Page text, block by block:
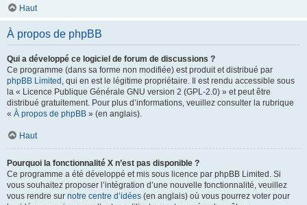
Haut
À propos de phpBB
Qui a développé ce logiciel de forum de discussions ?
Ce programme (dans sa forme non modifiée) est produit et distribué par
phpBB Limited , qui en est le légitime propriétaire. Il est rendu accessible sous
la « Licence Publique Générale GNU version 2 (GPL-2.0) » et peut être
distribué gratuitement. Pour plus d’informations, veuillez consulter la rubrique
« À propos de phpBB » (en anglais).
Haut
Pourquoi la fonctionnalité X n’est pas disponible ?
Ce programme a été développé et mis sous licence par phpBB Limited. Si
vous souhaitez proposer l’intégration d’une nouvelle fonctionnalité, veuillez
vous rendre sur notre centre d’idées (en anglais) où vous pourrez voter pour